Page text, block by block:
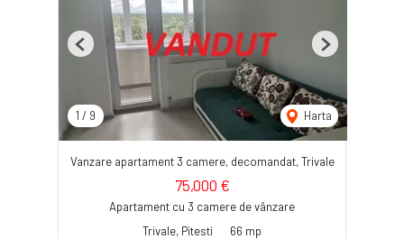
1 / 9 Harta
Previous Next
Vanzare apartament 3 camere, decomandat, Trivale
75,000 €
Apartament cu 3 camere de vânzare
Trivale, Pitesti
66 mp